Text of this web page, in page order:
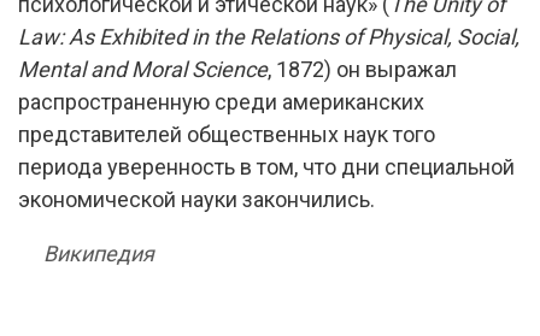
Law: As Exhibited in the Relations of Physical, Social,
Mental and Moral Science, 1872) он выражал
распространенную среди американских
представителей общественных наук того
периода уверенность в том, что дни специальной
экономической науки закончились.
Википедия